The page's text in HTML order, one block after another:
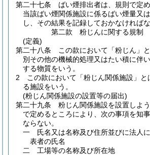
第二十七条
ばい煙排出者は、規則で定
当該ばい煙関係施設に係るばい煙量又
し、その結果を記録しておかなければな
第二款
粉じんに関する規制
(定義)
第二十八条
この款において「粉じん」
別その他の機械的処理又はたい積に伴
する物質をいう。
2
この款において「粉じん関係施設」と
る施設をいう。
(粉じん関係施設の設置等の届出)
第二十九条
粉じん関係施設を設置しよ
で定めるところにより、次の事項を知
ならない。
一
氏名又は名称及び住所並びに法人
表者の氏名
二
工場等の名称及び所在地